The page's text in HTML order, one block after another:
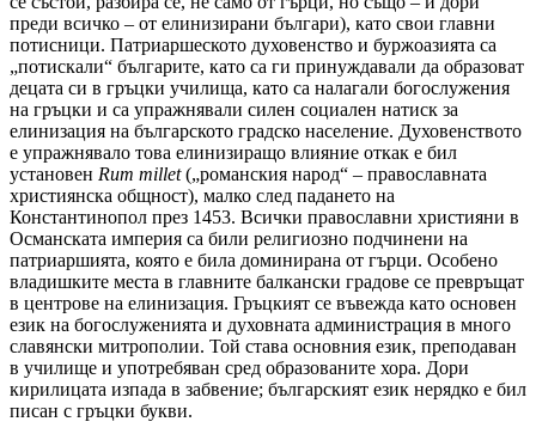
преди всичко – от елинизирани българи), като свои главни
потисници. Патриаршеското духовенство и буржоазията са
„потискали“ българите, като са ги принуждавали да образоват
децата си в гръцки училища, като са налагали богослужения
на гръцки и са упражнявали силен социален натиск за
елинизация на българското градско население. Духовенството
е упражнявало това елинизиращо влияние откак е бил
установен Rum millet („романския народ“ – православната
християнска общност), малко след падането на
Константинопол през 1453. Всички православни християни в
Османската империя са били религиозно подчинени на
патриаршията, която е била доминирана от гърци. Особено
владишките места в главните балкански градове се превръщат
в центрове на елинизация. Гръцкият се въвежда като основен
език на богослуженията и духовната администрация в много
славянски митрополии. Той става основния език, преподаван
в училище и употребяван сред образованите хора. Дори
кирилицата изпада в забвение; българският език нерядко е бил
писан с гръцки букви.